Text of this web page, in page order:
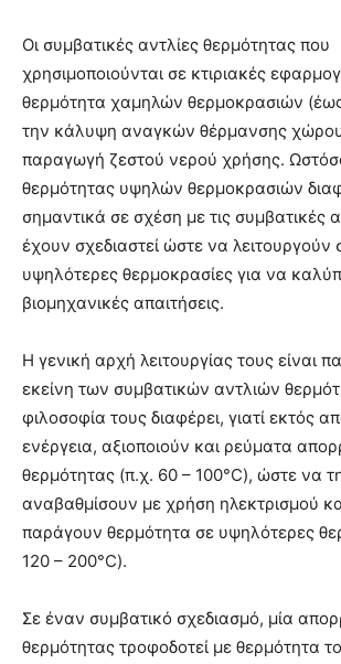
Οι συμβατικές αντλίες θερμότητας που
χρησιμοποιούνται σε κτιριακές
θερμότητα χαμηλών θερμοκρασιών
την κάλυψη αναγκών θέρμανσης
παραγωγή ζεστού νερού χρήσης.
θερμότητας υψηλών θερμοκρασιών
σημαντικά σε σχέση με τις συμβατικές
έχουν σχεδιαστεί ώστε να λειτουργούν
υψηλότερες θερμοκρασίες για να
βιομηχανικές απαιτήσεις.
Η γενική αρχή λειτουργίας τους είναι
εκείνη των συμβατικών αντλιών
φιλοσοφία τους διαφέρει, γιατί εκτός
ενέργεια, αξιοποιούν και ρεύματα
θερμότητας (π.χ. 60 – 100°C), ώστε να
αναβαθμίσουν με χρήση ηλεκτρισμού
παράγουν θερμότητα σε υψηλότερες
120 – 200°C).
Σε έναν συμβατικό σχεδιασμό, μία
θερμότητας τροφοδοτεί με θερμότητα